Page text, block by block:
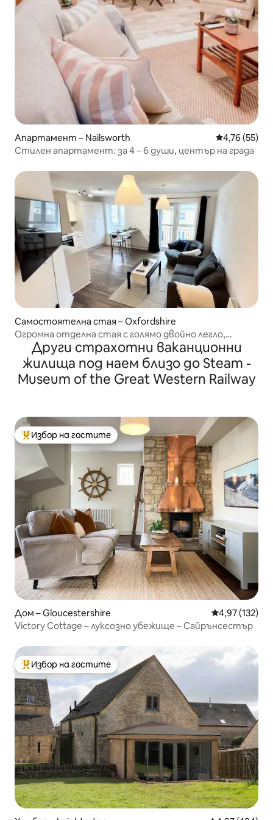
Апартамент – Nailsworth Средна
4,76 (55)
Стилен апартамент: за 4 – 6 души, център на града
Самостоятелна стая – Oxfordshire
Огромна отделна стая с голямо двойно легло,
модерна скрита перла
Други страхотни ваканционни
жилища под наем близо до Steam -
Museum of the Great Western Railway
Най-популярен избор на гостите
Избор на гостите
Дом – Gloucestershire Средна
4,97 (132)
Victory Cottage – луксозно убежище – Сайрънсестър
Най-популярен избор на гостите
Избор на гостите